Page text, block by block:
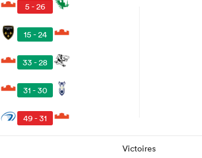
5 - 26
15 - 24
33 - 28
31 - 30
49 - 31
Victoires